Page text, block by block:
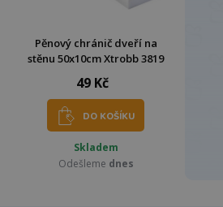
Pěnový chránič dveří na
stěnu 50x10cm Xtrobb 3819
49 Kč
DO KOŠÍKU
Skladem
Odešleme dnes